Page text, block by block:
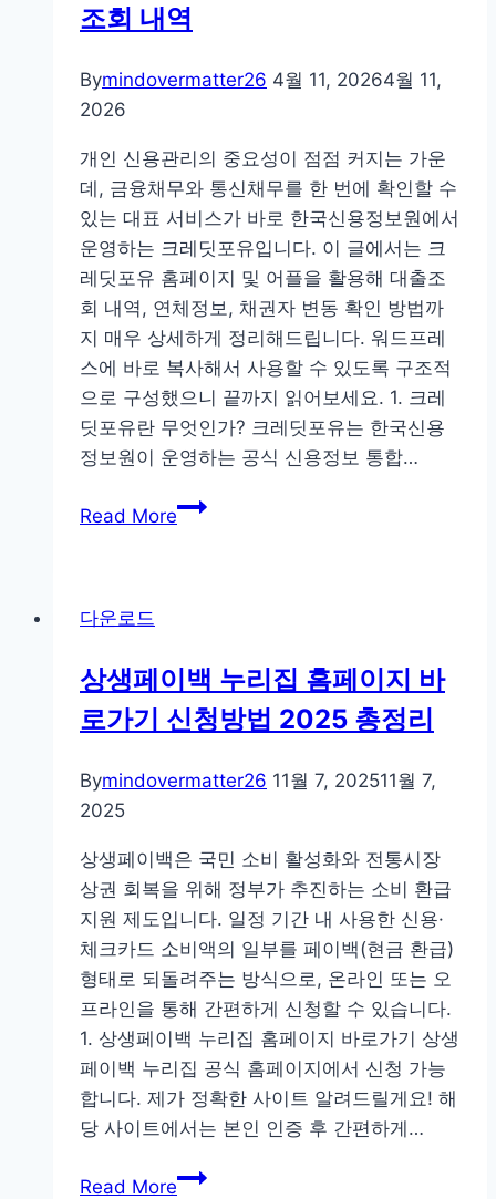
소
크
지
도
거
지
맵
닷
컴
조회 내역
Bymindovermatter26 4월 11, 20264월 11,
2026
개인 신용관리의 중요성이 점점 커지는 가운
데, 금융채무와 통신채무를 한 번에 확인할 수
있는 대표 서비스가 바로 한국신용정보원에서
운영하는 크레딧포유입니다. 이 글에서는 크
레딧포유 홈페이지 및 어플을 활용해 대출조
회 내역, 연체정보, 채권자 변동 확인 방법까
지 매우 상세하게 정리해드립니다. 워드프레
스에 바로 복사해서 사용할 수 있도록 구조적
으로 구성했으니 끝까지 읽어보세요. 1. 크레
딧포유란 무엇인가? 크레딧포유는 한국신용
정보원이 운영하는 공식 신용정보 통합…
Read More크
페
이
어
출
조
회
내
역
다운로드
상생페이백 누리집 홈페이지 바
로가기 신청방법 2025 총정리
Bymindovermatter26 11월 7, 202511월 7,
2025
상생페이백은 국민 소비 활성화와 전통시장
상권 회복을 위해 정부가 추진하는 소비 환급
지원 제도입니다. 일정 기간 내 사용한 신용·
체크카드 소비액의 일부를 페이백(현금 환급)
형태로 되돌려주는 방식으로, 온라인 또는 오
프라인을 통해 간편하게 신청할 수 있습니다.
1. 상생페이백 누리집 홈페이지 바로가기 상생
페이백 누리집 공식 홈페이지에서 신청 가능
합니다. 제가 정확한 사이트 알려드릴게요! 해
당 사이트에서는 본인 인증 후 간편하게…
Read More상